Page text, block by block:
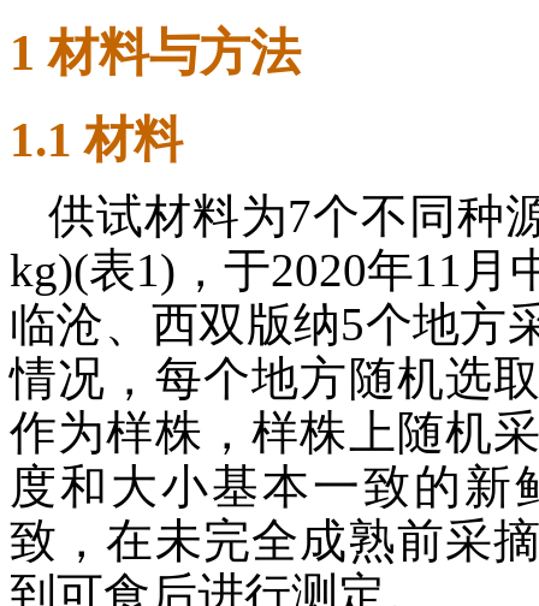
1 材料与方法
1.1 材料
供试材料为7个不同种
kg)(表1)，于2020年11
临沧、西双版纳5个地方
情况，每个地方随机选
作为样株，样株上随机
度和大小基本一致的新
致，在未完全成熟前采
到可食后进行测定。